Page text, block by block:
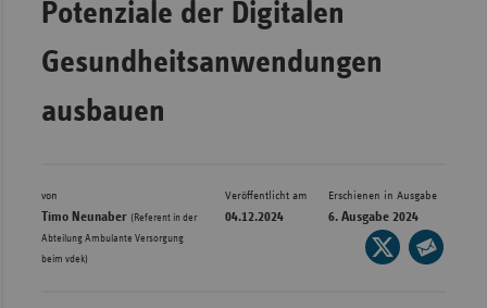
Potenziale der Digitalen
Gesundheitsanwendungen
ausbauen
von
Timo Neunaber (Referent in der
Abteilung Ambulante Versorgung
beim vdek)
Veröffentlicht am
04.12.2024
Erschienen in Ausgabe
6. Ausgabe 2024
Seite
auf